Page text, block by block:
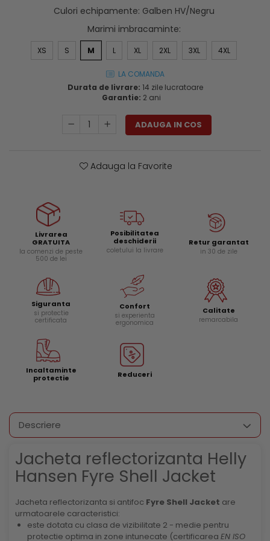
Genti si trolere
Echipamente specializate
Echipamente muncitori ferma
Echipamente veterinari
Echipamente mulgatori
Echipamente trimeri ongloane
Menghine si preseCulori echipamente: Galben HV/Negru
Marimi imbracaminte:
XS S M L XL 2XL 3XL 4XL
LA COMANDA
Durata de livrare: 14 zile lucratoare
Garantie: 2 ani
ADAUGA IN COS
Adauga la Favorite
Livrarea
GRATUITA
la comenzi de peste
500 de lei
Posibilitatea
deschiderii
coletului la livrare
Retur garantat
in 30 de zile
Siguranta
si protectie
certificata
Confort
si experienta
ergonomica
Calitate
remarcabila
Incaltaminte
protectie
Reduceri
Descriere
Jacheta reflectorizanta Helly
Hansen Fyre Shell Jacket
Jacheta reflectorizanta si antifoc Fyre Shell Jacket are
urmatoarele caracteristici:
este dotata cu clasa de vizibilitate 2 - medie pentru
protectie optima in zone intunecate (certificarea EN ISO